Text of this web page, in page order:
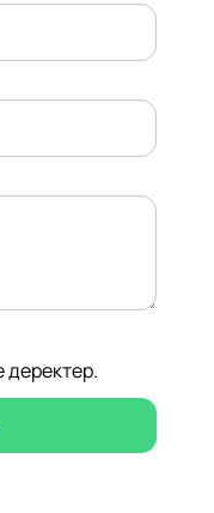
деректер.